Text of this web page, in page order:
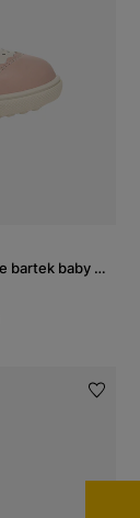
Încălțăminte profilactică pentru fete bartek baby BARTEK 81798-026, alb-roz